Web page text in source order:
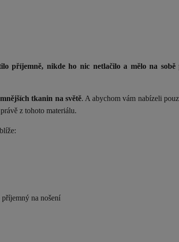
příjemně, nikde ho nic netlačilo a mělo na sobě
tkanin na světě. A abychom vám nabízeli
z tohoto materiálu.
na nošení